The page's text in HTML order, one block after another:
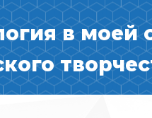
в моей